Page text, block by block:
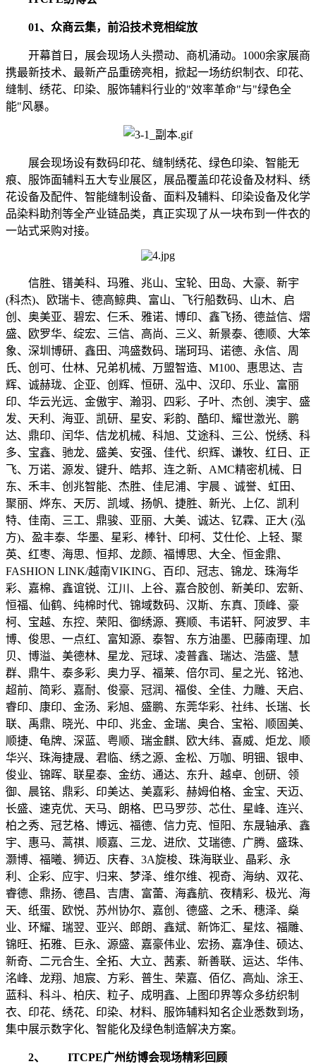
01、众商云集，前沿技术竞相绽放
开幕首日，展会现场人头攒动、商机涌动。1000余家展商
携最新技术、最新产品重磅亮相，掀起一场纺织制衣、印花、
缝制、绣花、印染、服饰辅料行业的"效率革命"与"绿色全
能"风暴。
展会现场设有数码印花、缝制绣花、绿色印染、智能无
痕、服饰面辅料五大专业展区，展品覆盖印花设备及材料、绣
花设备及配件、智能缝制设备、面料及辅料、印染设备及化学
品染料助剂等全产业链品类，真正实现了从一块布到一件衣的
一站式采购对接。
信胜、镨美科、玛雅、兆山、宝轮、田岛、大豪、新宇
(科杰)、欧瑞卡、德高鲸典、富山、飞行船数码、山木、启
创、奥美亚、碧宏、仨禾、雅诺、博印、鑫飞扬、德益信、熠
盛、欧罗华、绽宏、三信、高尚、三义、新景泰、德顺、大笨
象、深圳博研、鑫田、鸿盛数码、瑞珂玛、诺德、永信、周
氏、创可、仕林、兄弟机械、万盟智造、M100、惠思达、吉
辉、诚赫珑、企亚、创辉、恒研、泓中、汉印、乐业、富丽
印、华云光远、金傲宇、瀚羽、四彩、子叶、杰创、澳宇、盛
发、天利、海亚、凯研、星安、彩韵、酷印、耀世激光、鹏
达、鼎印、闰华、佶龙机械、科旭、艾途科、三公、悦绣、科
多、宝鑫、驰龙、盛美、安强、佳代、织辉、谦牧、红日、正
飞、万诺、源发、键升、皓邦、连之新、AMC精密机械、日
东、禾丰、创兆智能、杰胜、佳尼浦、宇晨 、诚誉、虹田、
聚丽、烨东、天厉、凯域、扬帆、捷胜、新光、上亿、凯利
特、佳南、三工、鼎骏、亚丽、大美、诚达、钇霖、正大 (泓
方)、盈丰泰、华墨、星彩、棒针、印柯、艾仕伦、上轻、聚
英、红枣、海思、恒邦、龙颜、福博思、大全、恒金鼎、
FASHION LINK/越南VIKING、百印、冠志、锦龙、珠海华
彩、嘉棉、鑫谊锐、江川、上谷、嘉合胶创、新美印、宏新、
恒福、仙鹤、纯棉时代、锦域数码、汉斯、东真、顶峰、豪
柯、宝越、东控、荣阳、御绣源、赛顺、韦诺轩、阿波罗、丰
博、俊思、一点红、富知源、泰智、东方油墨、巴藤南理、加
贝、博溢、美德林、星龙、冠球、凌普鑫、瑞达、浩盛、慧
群、鼎牛、泰多彩、奥力孚、福莱、倍尔司、星之光、铭池、
超前、简彩、嘉耐、俊豪、冠润、福俊、全佳、力雕、天启、
睿印、康印、金汤、彩旭、盛鹏、东莞华彩、社纬、长瑞、长
联、禹鼎、晓光、中印、兆金、金瑞、奥合、宝裕、顺固美、
顺捷、龟牌、深蓝、粤顺、瑞金麒、欧大纬、喜威、炬龙、顺
华兴、珠海捷晟、君临、绣之源、金松、万咖、明钿、银申、
俊业、锦晖、联星泰、金纺、通达、东升、越卓、创研、领
御、晨铭、鼎彩、印美达、美嘉彩、赫姆伯格、金宝、天迈、
长盛、速克优、天马、朗格、巴马罗莎、芯仕、星峰、连兴、
柏之秀、冠艺格、博远、福德、信力克、恒阳、东晟轴承、鑫
宇、惠马、蒿祺、顺嘉、三龙、进欣、艾瑞德、广腾、盛珠、
灏博、福曦、狮迈、庆春、3A旋梭、珠海联业、晶彩、永
利、企彩、应宇、归来、梦泽、维尔维、视奇、海纳、双花、
睿德、鼎扬、德昌、吉唐、富蕾、海鑫航、夜精彩、极光、海
天、纸蛋、欧悦、苏州协尔、嘉创、德盛、之禾、穗泽、燊
业、环耀、瑞翌、亚兴、郎朗、鑫斌、新饰汇、星炫、福雕、
锦旺、拓雅、巨永、源盛、嘉豪伟业、宏扬、嘉净佳、硕达、
新奇、二元合生、全拓、大立、茜素、新善联、运达、华伟、
洺峰、龙翔、旭宸、方彩、普生、荣嘉、佰亿、高灿、涂王、
蓝科、科斗、柏庆、粒子、成明鑫、上图印界等众多纺织制
衣、印花、绣花、印染、材料、服饰辅料知名企业悉数到场，
集中展示数字化、智能化及绿色制造解决方案。
2、 ITCPE广州纺博会现场精彩回顾